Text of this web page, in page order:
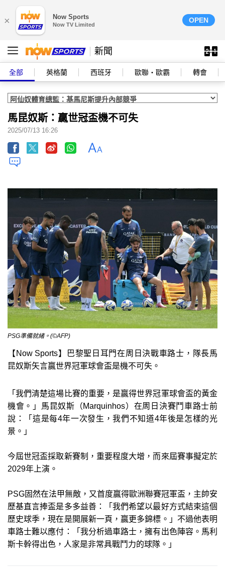
× Now Sports
Now TV Limited
OPEN
新聞
全部 英格蘭 西班牙 歐聯‧歐霸 轉會
馬昆奴斯：贏世冠盃機不可失
2025/07/13 16:26
PSG準備就緒。(©AFP)
【Now Sports】巴黎聖日耳門在周日決戰車路士，隊長馬
昆奴斯矢言贏世界冠軍球會盃是機不可失。
「我們清楚這場比賽的重要，是贏得世界冠軍球會盃的黃金
機會。」馬昆奴斯（Marquinhos）在周日決賽鬥車路士前
說：「這是每4年一次發生，我們不知道4年後是怎樣的光
景。」
今屆世冠盃採取新賽制，重要程度大增，而來屆賽事擬定於
2029年上演。
PSG固然在法甲無敵，又首度贏得歐洲聯賽冠軍盃，主帥安
歷基直言捧盃是多多益善：「我們希望以最好方式結束這個
歷史球季，現在是開展新一頁，贏更多錦標。」不過他表明
車路士難以應付：「我分析過車路士，擁有出色陣容。馬利
斯卡幹得出色，人家是非常具戰鬥力的球隊。」